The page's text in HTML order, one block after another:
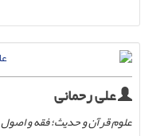
علی رحمانی
علوم قرآن و حدیث؛ فقه و اصول